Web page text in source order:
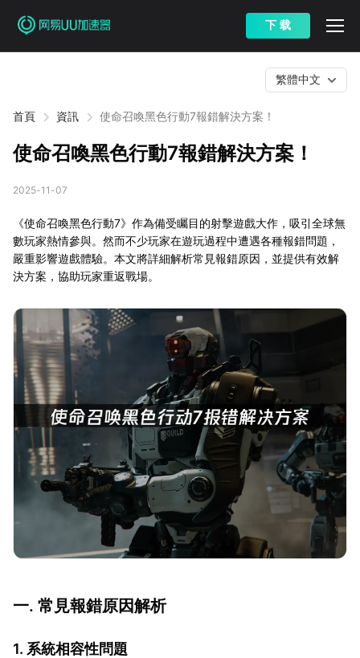
下 载
首頁 資訊 使命召喚黑色行動7報錯解決方案！
繁體中文
使命召喚黑色行動7報錯解決方案！
2025-11-07
《使命召喚黑色行動7》作為備受矚目的射擊遊戲大作，吸引全球無
數玩家熱情參與。然而不少玩家在遊玩過程中遭遇各種報錯問題，
嚴重影響遊戲體驗。本文將詳細解析常見報錯原因，並提供有效解
決方案，協助玩家重返戰場。
一. 常見報錯原因解析
1. 系統相容性問題